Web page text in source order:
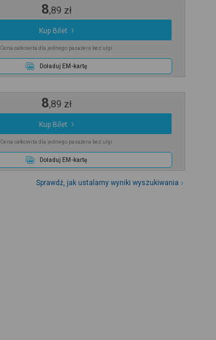
8,89 zł
Kup Bilet
Cena całkowita dla jednego pasażera bez ulgi
Doładuj EM-kartę
8,89 zł
Kup Bilet
Cena całkowita dla jednego pasażera bez ulgi
Doładuj EM-kartę
Sprawdź, jak ustalamy wyniki wyszukiwania